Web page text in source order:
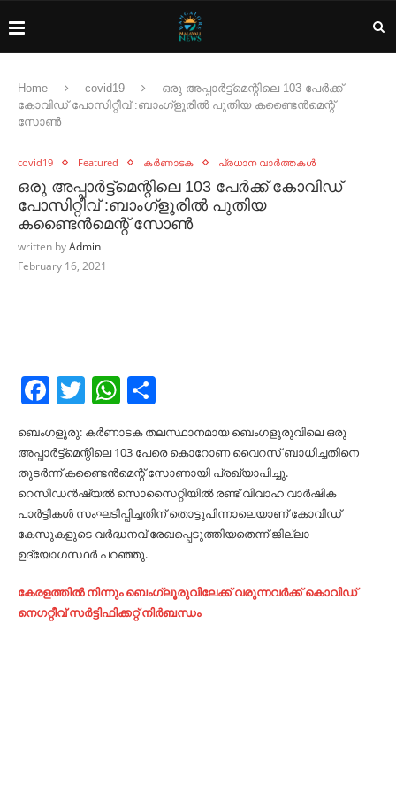
Home covid19
ഒരു അപ്പാർട്ട്മെന്റിലെ 103 പേർക്ക്
കോവിഡ് പോസിറ്റീവ് :ബാംഗ്ളൂരിൽ പുതിയ കണ്ടൈൻമെന്റ്
സോൺ
covid19 Featured കർണാടക പ്രധാന വാർത്തകൾ
ഒരു അപ്പാർട്ട്മെന്റിലെ 103 പേർക്ക് കോവിഡ്
പോസിറ്റീവ് :ബാംഗ്ളൂരിൽ പുതിയ
കണ്ടൈൻമെന്റ് സോൺ
written byAdmin
February 16, 2021
Facebook
TwitterWhatsApp
ബെംഗളൂരു: കർണാടക തലസ്ഥാനമായ ബെംഗളൂരുവിലെ ഒരു
അപ്പാർട്ട്മെന്റിലെ 103 പേരെ കൊറോണ വൈറസ് ബാധിച്ചതിനെ
തുടർന്ന് കണ്ടൈൻമെന്റ് സോണായി പ്രഖ്യാപിച്ചു.
റെസിഡൻഷ്യൽ സൊസൈറ്റിയിൽ രണ്ട് വിവാഹ വാർഷിക
പാർട്ടികൾ സംഘടിപ്പിച്ചതിന് തൊട്ടുപിന്നാലെയാണ് കോവിഡ്
കേസുകളുടെ വർദ്ധനവ് രേഖപ്പെടുത്തിയതെന്ന് ജില്ലാ
ഉദ്യോഗസ്ഥർ പറഞ്ഞു.
കേരളത്തില്‍ നിന്നും ബെംഗ്ലൂരുവിലേക്ക് വരുന്നവര്‍ക്ക് കൊവിഡ്
നെഗറ്റീവ് സര്‍ട്ടിഫിക്കറ്റ് നിർബന്ധം